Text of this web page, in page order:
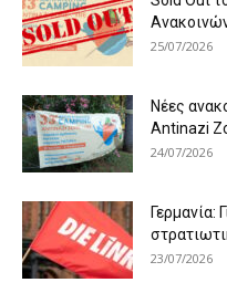
25/07/2026
Νέες
Antinazi
24/07/2026
Γερμανία:
23/07/2026